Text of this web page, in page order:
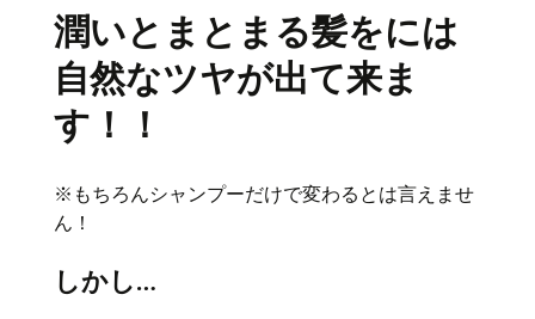
潤いとまとまる髪をには
自然なツヤが出て来ま
す！！
※もちろんシャンプーだけで変わるとは言えませ
ん！
しかし…